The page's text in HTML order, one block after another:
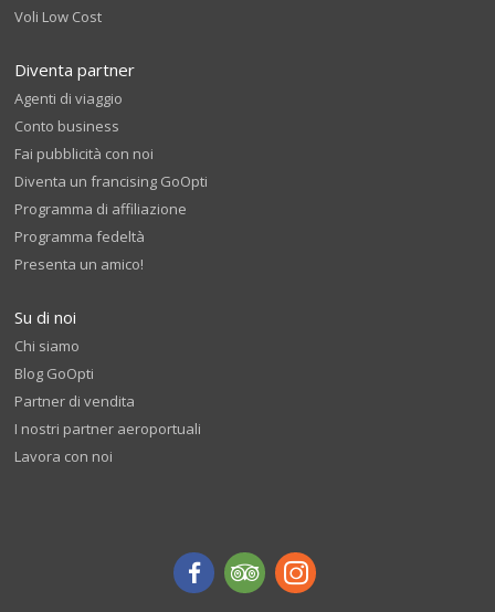
Voli Low Cost
Diventa partner
Agenti di viaggio
Conto business
Fai pubblicità con noi
Diventa un francising GoOpti
Programma di affiliazione
Programma fedeltà
Presenta un amico!
Su di noi
Chi siamo
Blog GoOpti
Partner di vendita
I nostri partner aeroportuali
Lavora con noi